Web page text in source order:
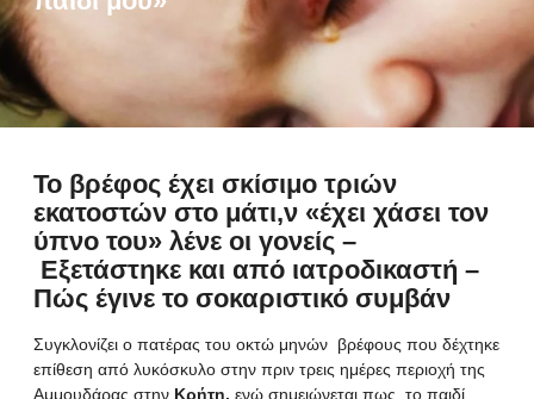
Το βρέφος έχει σκίσιμο τριών
εκατοστών στο μάτι,ν «έχει χάσει τον
ύπνο του» λένε οι γονείς –
Εξετάστηκε και από ιατροδικαστή –
Πώς έγινε το σοκαριστικό συμβάν
Συγκλονίζει ο πατέρας του οκτώ μηνών βρέφους που δέχτηκε
επίθεση από λυκόσκυλο στην πριν τρεις ημέρες περιοχή της
Αμμουδάρας στην Κρήτη, ενώ σημειώνεται πως το παιδί